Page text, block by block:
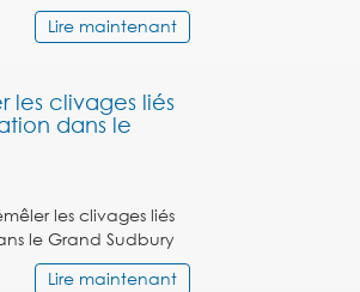
Lire maintenant
les clivages liés
dans le
les clivages liés
le Grand Sudbury
Lire maintenant